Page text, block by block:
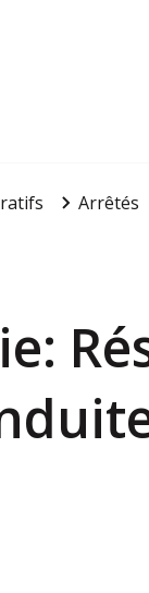
Arrêtés